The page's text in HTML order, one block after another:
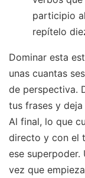
participio
repítelo
Dominar esta
unas cuantas
de perspectiva.
tus frases y
Al final, lo que
directo y con el
ese superpoder.
vez que